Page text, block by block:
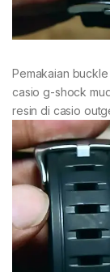
Pemakaian
casio g-shock
resin di casio